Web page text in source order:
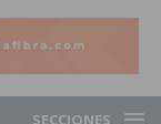
SECCIONES